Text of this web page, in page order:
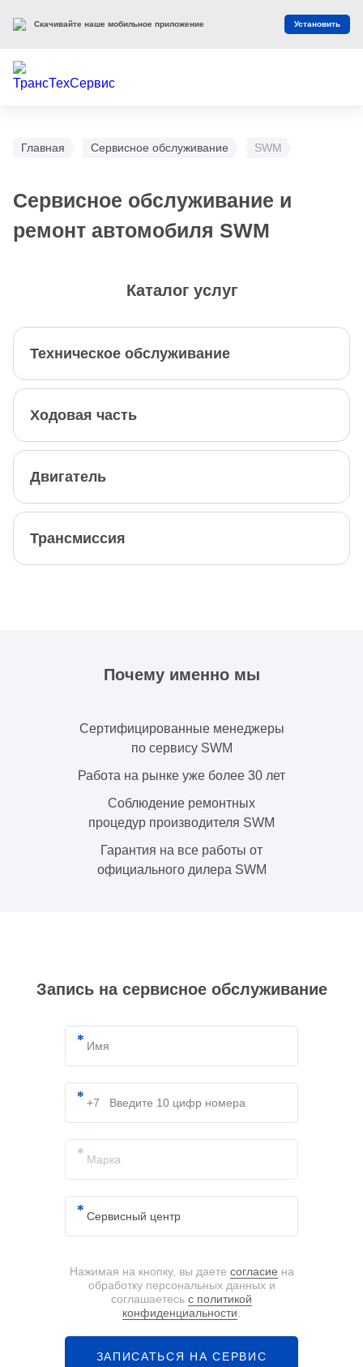
Главная Сервисное обслуживание SWM
Сервисное обслуживание и
ремонт автомобиля SWM
Каталог услуг
Техническое обслуживание
Ходовая часть
Двигатель
Трансмиссия
Почему именно мы
Сертифицированные менеджеры
по сервису SWM
Работа на рынке уже более 30 лет
Соблюдение ремонтных
процедур производителя SWM
Гарантия на все работы от
официального дилера SWM
Запись на сервисное обслуживание
Нажимая на кнопку, вы даете согласие на
обработку персональных данных и
соглашаетесь с политикой
конфиденциальности
ЗАПИСАТЬСЯ НА СЕРВИС
Скачивайте наше мобильное приложение Установить